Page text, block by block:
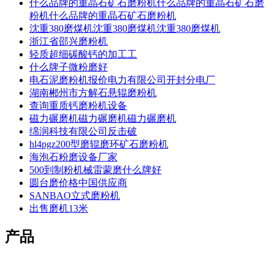
什么品牌的重晶石矿石磨粉机什么品牌的重晶石矿石磨
粉机什么品牌的重晶石矿石磨粉机
沈重380磨煤机沈重380磨煤机沈重380磨煤机
浙江省邵兴磨粉机
轻质超细碳酸钙的加工工
什么牌子微粉磨好
电石泥磨粉机报价电力有限公司开封分电厂
湖南郴州市方解石悬辊磨粉机
查询重质钙磨粉机设备
磁力碾磨机磁力碾磨机磁力碾磨机
绵润科技有限公司反击破
hl4pgz200型磨辊磨环矿石磨粉机
海泡石粉磨设备厂家
500到制粉机械雷蒙磨什么牌好
圆台磨价格中国供应商
SANBAO立式磨粉机
出售磨机13米
产品